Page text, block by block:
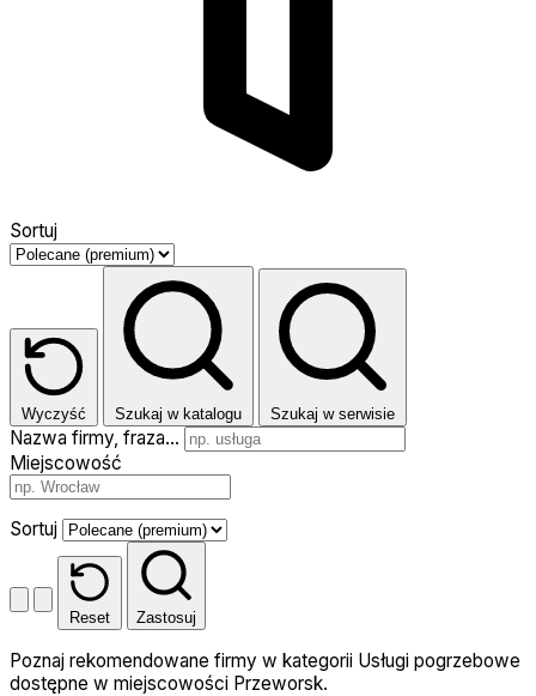
Sortuj
Wyczyść Szukaj w katalogu Szukaj w serwisie
Nazwa firmy, fraza…
Miejscowość
Sortuj
Reset Zastosuj
Poznaj rekomendowane firmy w kategorii Usługi pogrzebowe
dostępne w miejscowości Przeworsk.